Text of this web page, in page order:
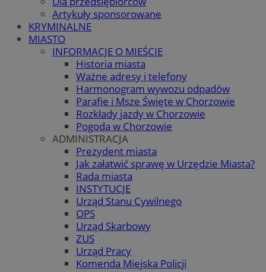
Artykuły sponsorowane
KRYMINALNE
MIASTO
INFORMACJE O MIEŚCIE
Historia miasta
Ważne adresy i telefony
Harmonogram wywozu odpadów
Parafie i Msze Święte w Chorzowie
Rozkłady jazdy w Chorzowie
Pogoda w Chorzowie
ADMINISTRACJA
Prezydent miasta
Jak załatwić sprawę w Urzędzie Miasta?
Rada miasta
INSTYTUCJE
Urząd Stanu Cywilnego
OPS
Urząd Skarbowy
ZUS
Urząd Pracy
Komenda Miejska Policji